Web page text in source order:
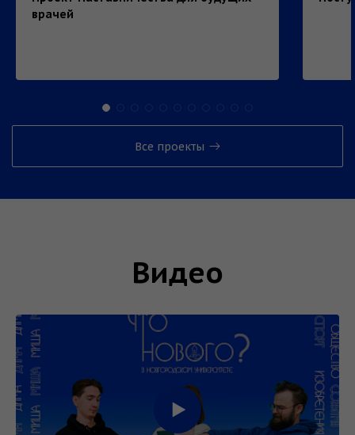
Все проекты
врачей
Видео